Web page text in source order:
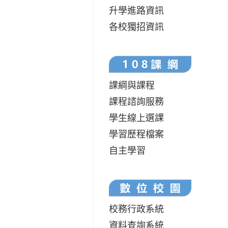
升學進路資訊
各校獨招資訊
課綱與課程
課程諮詢服務
學生線上選課
學習歷程檔案
自主學習
校務行政系統
資料查詢系統